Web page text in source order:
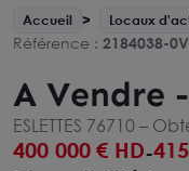
Accueil Locaux
Référence : 2184038-0V
A Vendre
ESLETTES 76710 –
400 000 € HD-